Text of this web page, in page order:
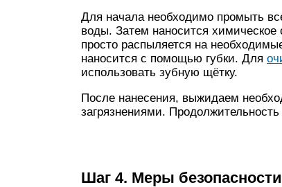
Для начала необходимо промыть
воды. Затем наносится химическое
просто распыляется на
наносится с помощью губки. Для
использовать зубную щётку.
После нанесения, выжидаем
загрязнениями.
Шаг 4. Меры